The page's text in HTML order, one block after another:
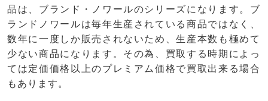
品は、ブランド・ノワールのシリーズになります。ブ
ランドノワールは毎年生産されている商品ではなく、
数年に一度しか販売されないため、生産本数も極めて
少ない商品になります。その為、買取する時期によっ
ては定価価格以上のプレミアム価格で買取出来る場合
もあります。